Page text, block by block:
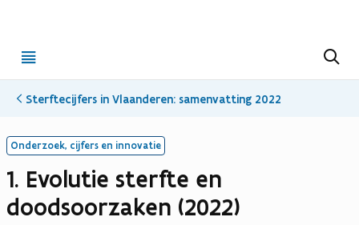
menu
Sterftecijfers in Vlaanderen: samenvatting 2022
Onderzoek, cijfers en innovatie
1. Evolutie sterfte en
doodsoorzaken (2022)